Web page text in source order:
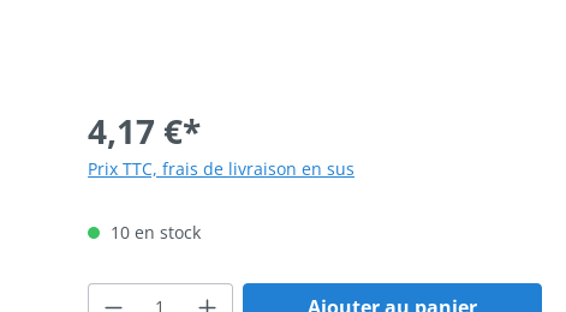
4,17 €*
Prix TTC, frais de livraison en sus
10 en stock
Quantité de produit : Entrez la
Ajouter au panier